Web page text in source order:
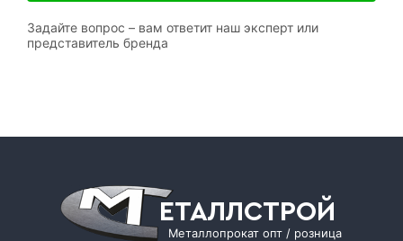
Задайте вопрос – вам ответит наш эксперт или
представитель бренда
ЕТАЛЛСТРОЙ
Металлопрокат опт / розница